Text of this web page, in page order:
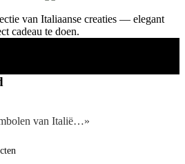
van Italiaanse creaties — elegant
cadeau te doen.
van Italië…»